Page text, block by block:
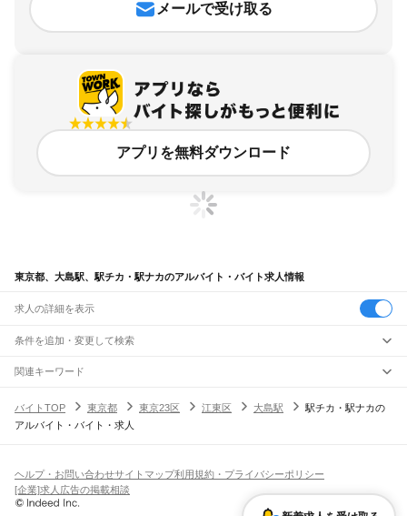
メールで受け取る
アプリを無料ダウンロード
東京都、大島駅、駅チカ・駅ナカのアルバイト・バイト求人情報
求人の詳細を表示
条件を追加・変更して検索
市区町村を追加・変更
東京都すべて
東京23区すべて
江戸川区
八王子市立川市武蔵野市 昭島市調布市町田市小金井市
小平市日野市 狛江市 東大和市 清瀬市
駅を追加・変更
JR山手線
大崎駅五反田駅目黒駅恵比寿駅 代々木駅新宿駅新大久保駅
高田馬場駅
田端駅 西日暮里駅
職種を追加・変更
飲食・フードサービスすべて
ホールスタッフキッチンスタッフ
パン屋（ベーカリー）
バー（BAR）・バーテンダー
人気
日払いOK高校生歓迎 髪型・髪色自由
雇用形態を追加・変更
関連キーワード
バイトTOP
東京都 東京23区 江東区 大島駅
駅チカ・駅ナカの
アルバイト・バイト・求人
ヘルプ・お問い合わせサイトマップ利用規約・プライバシーポリシー
[企業]求人広告の掲載相談